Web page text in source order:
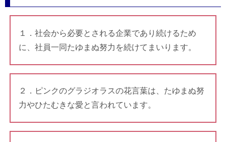
１．社会から必要とされる企業であり続けるため
に、社員一同たゆまぬ努力を続けてまいります。
２．ピンクのグラジオラスの花言葉は、たゆまぬ努
力やひたむきな愛と言われています。